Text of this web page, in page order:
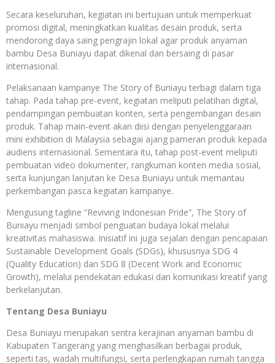
Secara keseluruhan, kegiatan ini bertujuan untuk memperkuat
promosi digital, meningkatkan kualitas desain produk, serta
mendorong daya saing pengrajin lokal agar produk anyaman
bambu Desa Buniayu dapat dikenal dan bersaing di pasar
internasional.
Pelaksanaan kampanye The Story of Buniayu terbagi dalam tiga
tahap. Pada tahap pre-event, kegiatan meliputi pelatihan digital,
pendampingan pembuatan konten, serta pengembangan desain
produk. Tahap main-event akan diisi dengan penyelenggaraan
mini exhibition di Malaysia sebagai ajang pameran produk kepada
audiens internasional. Sementara itu, tahap post-event meliputi
pembuatan video dokumenter, rangkuman konten media sosial,
serta kunjungan lanjutan ke Desa Buniayu untuk memantau
perkembangan pasca kegiatan kampanye.
Mengusung tagline “Reviving Indonesian Pride”, The Story of
Buniayu menjadi simbol penguatan budaya lokal melalui
kreativitas mahasiswa. Inisiatif ini juga sejalan dengan pencapaian
Sustainable Development Goals (SDGs), khususnya SDG 4
(Quality Education) dan SDG 8 (Decent Work and Economic
Growth), melalui pendekatan edukasi dan komunikasi kreatif yang
berkelanjutan.
Tentang Desa Buniayu
Desa Buniayu merupakan sentra kerajinan anyaman bambu di
Kabupaten Tangerang yang menghasilkan berbagai produk,
seperti tas, wadah multifungsi, serta perlengkapan rumah tangga